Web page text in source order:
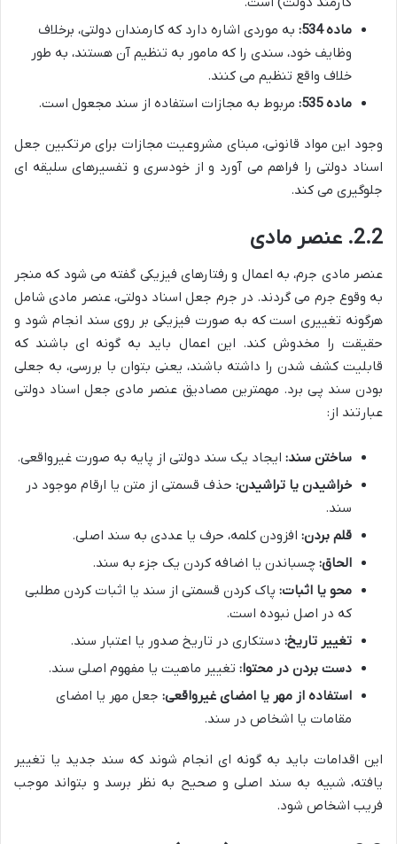
ماده 534:
به موردی اشاره دارد که کارمندان دولتی، برخلاف
وظایف خود، سندی را که مامور به تنظیم آن هستند، به طور
خلاف واقع تنظیم می کنند.
ماده 535:
مربوط به مجازات استفاده از سند مجعول است.
وجود این مواد قانونی، مبنای مشروعیت مجازات برای مرتکبین جعل
اسناد دولتی را فراهم می آورد و از خودسری و تفسیرهای سلیقه ای
جلوگیری می کند.
2.2. عنصر مادی
عنصر مادی جرم، به اعمال و رفتارهای فیزیکی گفته می شود که منجر
به وقوع جرم می گردند. در جرم جعل اسناد دولتی، عنصر مادی شامل
هرگونه تغییری است که به صورت فیزیکی بر روی سند انجام شود و
حقیقت را مخدوش کند. این اعمال باید به گونه ای باشند که
قابلیت کشف شدن را داشته باشند، یعنی بتوان با بررسی، به جعلی
بودن سند پی برد. مهمترین مصادیق عنصر مادی جعل اسناد دولتی
عبارتند از:
ساختن سند: ایجاد یک سند دولتی از پایه به صورت غیرواقعی.
خراشیدن یا تراشیدن: حذف قسمتی از متن یا ارقام موجود در
سند.
قلم بردن: افزودن کلمه، حرف یا عددی به سند اصلی.
الحاق: چسباندن یا اضافه کردن یک جزء به سند.
محو یا اثبات: پاک کردن قسمتی از سند یا اثبات کردن مطلبی
که در اصل نبوده است.
تغییر تاریخ: دستکاری در تاریخ صدور یا اعتبار سند.
دست بردن در محتوا: تغییر ماهیت یا مفهوم اصلی سند.
استفاده از مهر یا امضای غیرواقعی: جعل مهر یا امضای
مقامات یا اشخاص در سند.
این اقدامات باید به گونه ای انجام شوند که سند جدید یا تغییر
یافته، شبیه به سند اصلی و صحیح به نظر برسد و بتواند موجب
فریب اشخاص شود.